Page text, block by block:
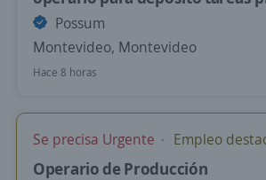
Possum
Montevideo, Montevideo
Hace 8 horas
Se precisa Urgente Empleo
Operario de Producción